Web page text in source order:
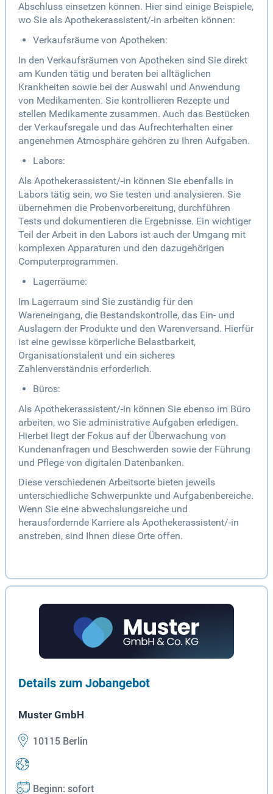
Abschluss einsetzen können. Hier sind einige Beispiele,
wo Sie als Apothekerassistent/-in arbeiten können:
Verkaufsräume von Apotheken:
In den Verkaufsräumen von Apotheken sind Sie direkt
am Kunden tätig und beraten bei alltäglichen
Krankheiten sowie bei der Auswahl und Anwendung
von Medikamenten. Sie kontrollieren Rezepte und
stellen Medikamente zusammen. Auch das Bestücken
der Verkaufsregale und das Aufrechterhalten einer
angenehmen Atmosphäre gehören zu Ihren Aufgaben.
Labors:
Als Apothekerassistent/-in können Sie ebenfalls in
Labors tätig sein, wo Sie testen und analysieren. Sie
übernehmen die Probenvorbereitung, durchführen
Tests und dokumentieren die Ergebnisse. Ein wichtiger
Teil der Arbeit in den Labors ist auch der Umgang mit
komplexen Apparaturen und den dazugehörigen
Computerprogrammen.
Lagerräume:
Im Lagerraum sind Sie zuständig für den
Wareneingang, die Bestandskontrolle, das Ein- und
Auslagern der Produkte und den Warenversand. Hierfür
ist eine gewisse körperliche Belastbarkeit,
Organisationstalent und ein sicheres
Zahlenverständnis erforderlich.
Büros:
Als Apothekerassistent/-in können Sie ebenso im Büro
arbeiten, wo Sie administrative Aufgaben erledigen.
Hierbei liegt der Fokus auf der Überwachung von
Kundenanfragen und Beschwerden sowie der Führung
und Pflege von digitalen Datenbanken.
Diese verschiedenen Arbeitsorte bieten jeweils
unterschiedliche Schwerpunkte und Aufgabenbereiche.
Wenn Sie eine abwechslungsreiche und
herausfordernde Karriere als Apothekerassistent/-in
anstreben, sind Ihnen diese Orte offen.
Details zum Jobangebot
Muster GmbH
10115 Berlin
Beginn: sofort